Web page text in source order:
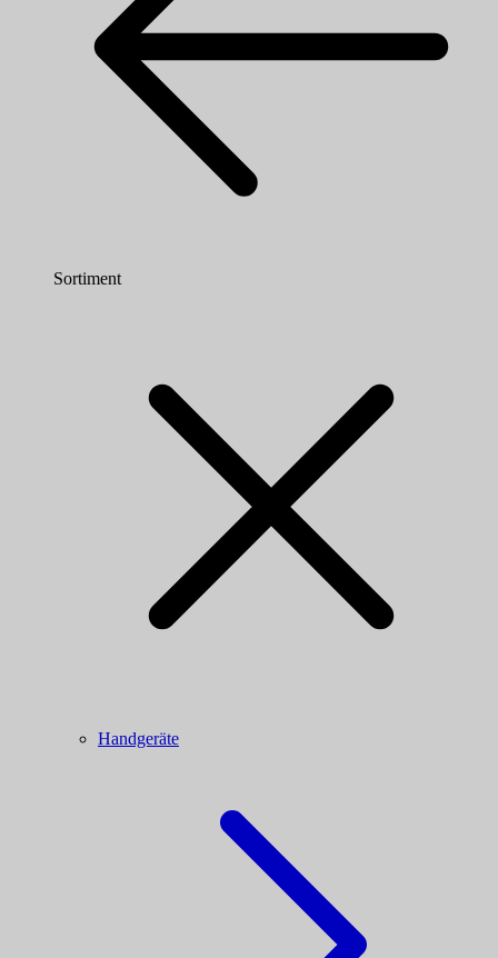
Sortiment
Handgeräte